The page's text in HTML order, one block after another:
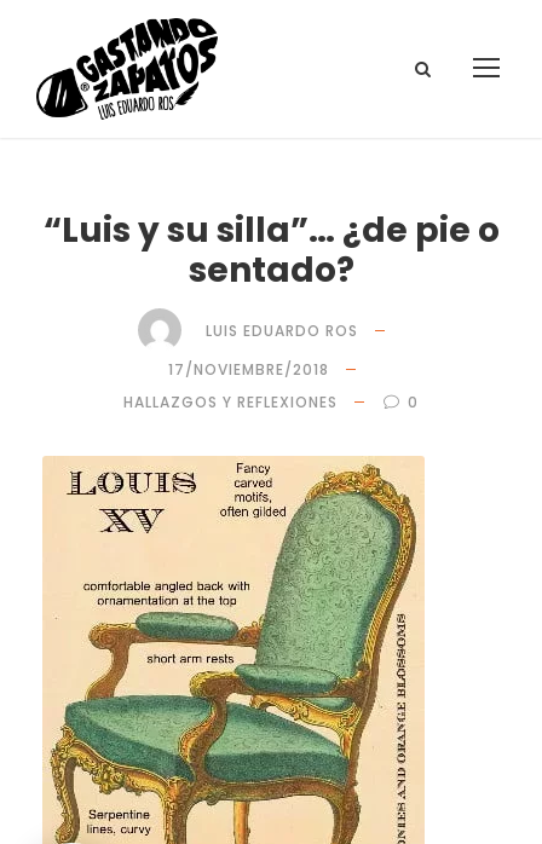
“Luis y su silla”… ¿de pie o
sentado?
LUIS EDUARDO ROS
17/NOVIEMBRE/2018
HALLAZGOS Y REFLEXIONES
0